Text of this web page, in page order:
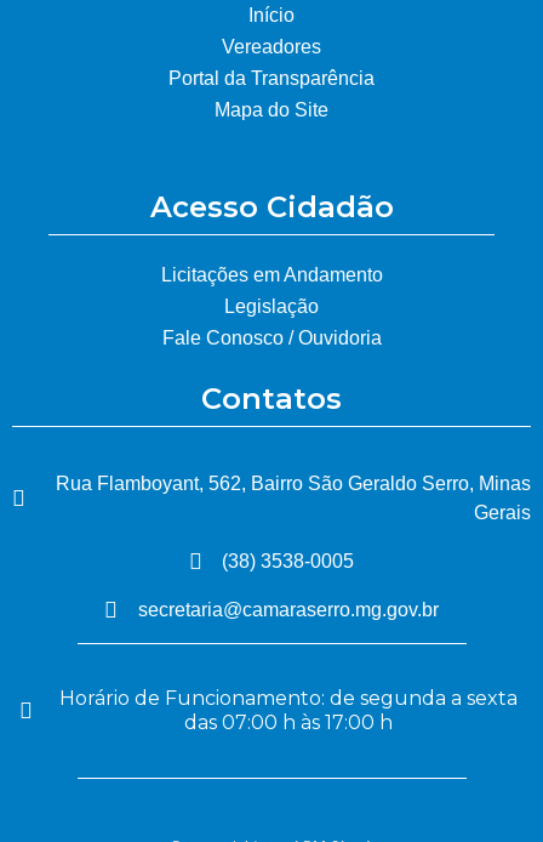
Início
Vereadores
Portal da Transparência
Mapa do Site
Acesso Cidadão
Licitações em Andamento
Legislação
Fale Conosco / Ouvidoria
Contatos
Rua Flamboyant, 562, Bairro São Geraldo Serro, Minas
Gerais
(38) 3538-0005
secretaria@camaraserro.mg.gov.br
Horário de Funcionamento: de segunda a sexta
das 07:00 h às 17:00 h